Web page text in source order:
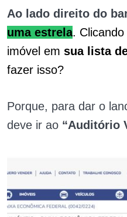
Ao lado direito do
uma estrela.
imóvel em sua lista
fazer isso?
Porque, para dar o
deve ir ao “Auditório